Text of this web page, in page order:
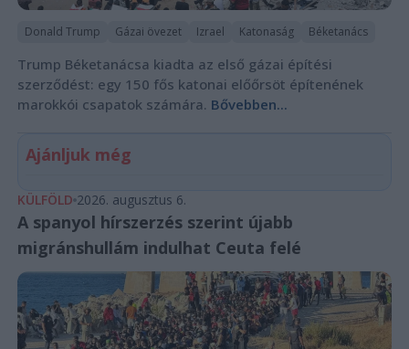
Donald Trump Gázai övezet Izrael Katonaság Béketanács
Trump Béketanácsa kiadta az első gázai építési
szerződést: egy 150 fős katonai előőrsöt építenének
marokkói csapatok számára. Bővebben...
Ajánljuk még
KÜLFÖLD 2026. augusztus 6.
A spanyol hírszerzés szerint újabb
migránshullám indulhat Ceuta felé